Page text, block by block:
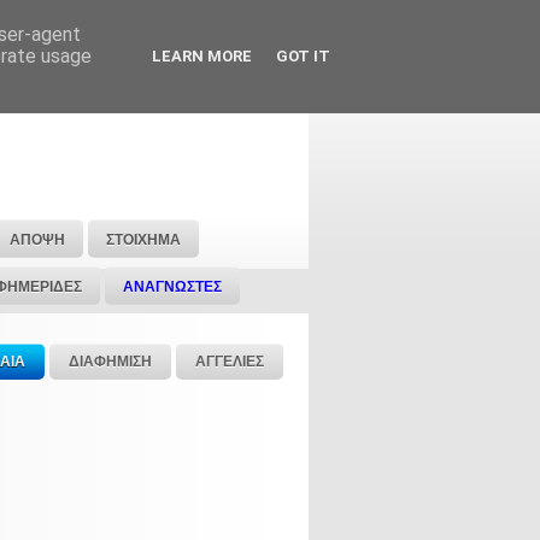
ΑΠΟΨΗ ΣΤΟΙΧΗΜΑ
ΑΝΑΓΝΩΣΤΕΣ
ΔΙΑΦΗΜΙΣΗ ΑΓΓΕΛΙΕΣ
agent
usage
LEARN MORE GOT IT